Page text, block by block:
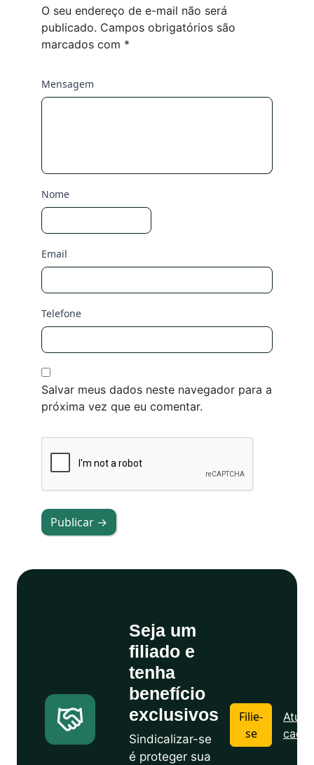
O seu endereço de e-mail não será
publicado. Campos obrigatórios são
marcados com *
Mensagem
Nome
Email
Telefone
Salvar meus dados neste navegador para a
próxima vez que eu comentar.
Publicar →
Seja um
filiado e
tenha
benefício
exclusivos
Sindicalizar-se
é proteger sua
Filie-
se